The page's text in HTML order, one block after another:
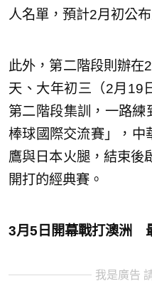
人名單，預計2月初公
此外，第二階段則辦在
天、大年初三（2月19
第二階段集訓，一路練
棒球國際交流賽」，中
鷹與日本火腿，結束後
開打的經典賽。
3月5日開幕戰打澳洲
我是廣告